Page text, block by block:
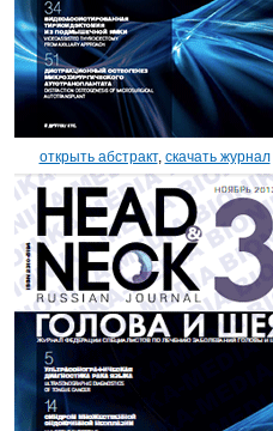
открыть абстракт, скачать журнал